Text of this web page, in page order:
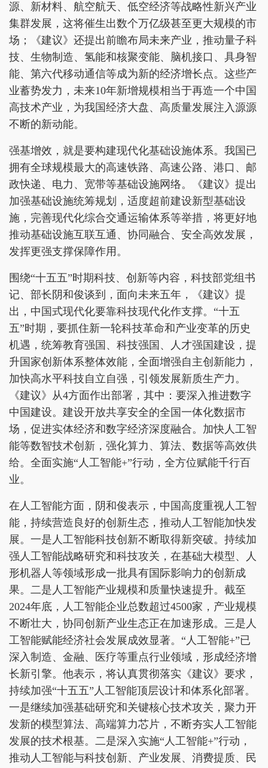
源、新材料、航空航天、低空经济等战略性新兴产业
集群发展，这将催生出数个万亿级甚至更大规模的市
场；《建议》还提出前瞻布局未来产业，推动量子科
技、生物制造、氢能和核聚变能、脑机接口、具身智
能、第六代移动通信等成为新的经济增长点。这些产
业蓄势发力，未来10年新增规模相当于再造一个中国
高技术产业，为我国经济大盘、高质量发展注入源源
不断的新动能。
强基增效，就是要构建现代化基础设施体系。我国已
拥有全球规模最大的高速铁路、高速公路、港口、邮
政快递、电力、宽带等基础设施网络。《建议》提出
加强基础设施统筹规划，适度超前建设新型基础设
施，完善现代化综合交通运输体系等举措，将更好地
推动基础设施互联互通、协同融合、安全高效发展，
发挥更强支撑保障作用。
围绕“十五五”时期科技、创新等内容，科技部党组书
记、部长阴和俊谈到，面向未来五年，《建议》提
出，中国式现代化要靠科技现代化作支撑。“十五
五”时期，要抓住新一轮科技革命和产业变革的历史
机遇，统筹教育强国、科技强国、人才强国建设，提
升国家创新体系整体效能，全面增强自主创新能力，
加快高水平科技自立自强，引领发展新质生产力。
《建议》从4方面作出部署，其中：要深入推进数字
中国建设。建设开放共享安全的全国一体化数据市
场，促进实体经济和数字经济深度融合。加快人工智
能等数智技术创新，强化算力、算法、数据等高效供
给。全面实施“人工智能+”行动，全方位赋能千行百
业。
在人工智能方面，阴和俊表示，中国高度重视人工智
能，持续营造良好的创新生态，推动人工智能加快发
展。一是人工智能科技创新不断取得新突破。持续加
强人工智能战略研究和科技攻关，在基础大模型、人
形机器人等领域形成一批具有国际影响力的创新成
果。二是人工智能产业规模和质量快速提升。截至
2024年底，人工智能企业总数超过4500家，产业规模
不断壮大，协同创新产业生态正在加速形成。三是人
工智能赋能经济社会发展成效显著。“人工智能+”已
深入制造、金融、医疗等重点行业领域，形成经济增
长新引擎。他表示，将认真贯彻落实《建议》要求，
持续加强“十五五”人工智能顶层设计和体系化部署。
一是继续加强基础研究和关键核心技术攻关，聚力开
发新的模型算法、高端算力芯片，不断夯实人工智能
发展的技术根基。二是深入实施“人工智能+”行动，
推动人工智能与科技创新、产业发展、消费提质、民